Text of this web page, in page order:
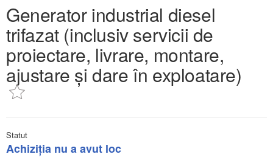
Generator industrial diesel
trifazat (inclusiv servicii de
proiectare, livrare, montare,
ajustare și dare în exploatare)
Statut
Achiziţia nu a avut loc